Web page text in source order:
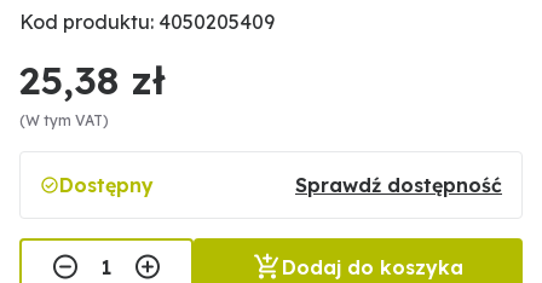
Kod produktu: 4050205409
25,38 zł
(W tym VAT)
Dostępny Sprawdź dostępność
Dodaj do koszyka